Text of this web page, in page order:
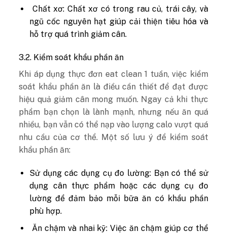
Chất xơ: Chất xơ có trong rau củ, trái cây, và
ngũ cốc nguyên hạt giúp cải thiện tiêu hóa và
hỗ trợ quá trình giảm cân.
3.2. Kiểm soát khẩu phần ăn
Khi áp dụng thực đơn eat clean 1 tuần, việc kiểm
soát khẩu phần ăn là điều cần thiết để đạt được
hiệu quả giảm cân mong muốn. Ngay cả khi thực
phẩm bạn chọn là lành mạnh, nhưng nếu ăn quá
nhiều, bạn vẫn có thể nạp vào lượng calo vượt quá
nhu cầu của cơ thể. Một số lưu ý để kiểm soát
khẩu phần ăn:
Sử dụng các dụng cụ đo lường: Bạn có thể sử
dụng cân thực phẩm hoặc các dụng cụ đo
lường để đảm bảo mỗi bữa ăn có khẩu phần
phù hợp.
Ăn chậm và nhai kỹ: Việc ăn chậm giúp cơ thể